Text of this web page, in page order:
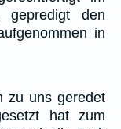
gepredigt den
in
zu uns geredet
hat zum